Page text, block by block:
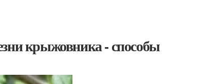
крыжовника - способы